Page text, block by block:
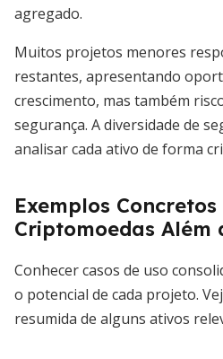
agregado.
Muitos projetos menores
restantes, apresentando
crescimento, mas também
segurança. A diversidade de
analisar cada ativo de forma
Exemplos Concretos
Criptomoedas Além
Conhecer casos de uso
o potencial de cada projeto.
resumida de alguns ativos